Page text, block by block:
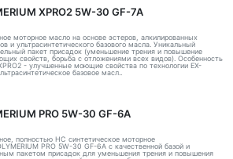
XPRO2 5W-30 GF-7A
моторное масло на основе эстеров, алкилированных
и ультрасинтетического базового масла. Уникальный
пакет присадок (уменьшение трения и повышение
свойств, борьба с отложениями всех видов). Особенность
- улучшенные моющие свойства по технологии EX-
базовое масл..
PRO 5W-30 GF-6A
полностью HC синтетическое моторное
PRO 5W-30 GF-6A с качественной базой и
пакетом присадок для уменьшения трения и повышения